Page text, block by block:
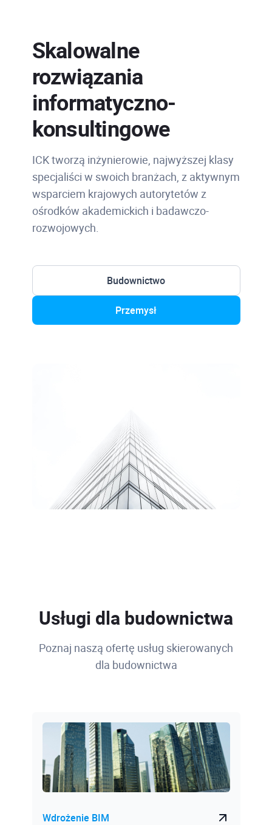
Skalowalne
rozwiązania
informatyczno-
konsultingowe
ICK tworzą inżynierowie, najwyższej klasy
specjaliści w swoich branżach, z aktywnym
wsparciem krajowych autorytetów z
ośrodków akademickich i badawczo-
rozwojowych.
Budownictwo
Przemysł
Usługi dla budownictwa
Poznaj naszą ofertę usług skierowanych
dla budownictwa
Wdrożenie BIM